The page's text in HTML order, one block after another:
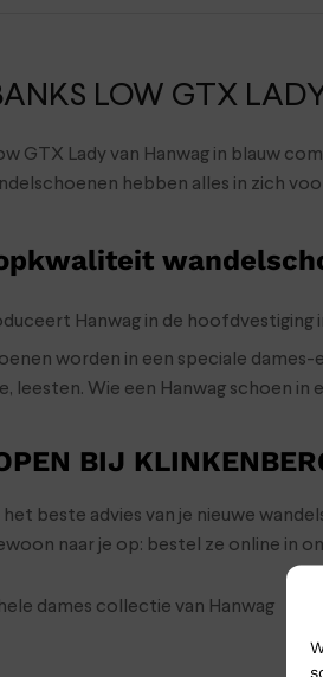
LOW GTX
GTX Lady van Hanwag in blauw
hebben alles in zich
Hanwag in de
worden in een speciale
leesten. Wie een Hanwag schoen
BIJ
het beste advies van je nieuwe
naar je op: bestel ze online in
dames collectie van Hanwag